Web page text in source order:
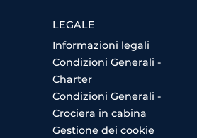
LEGALE
Informazioni legali
Condizioni Generali -
Charter
Condizioni Generali -
Crociera in cabina
Gestione dei cookie